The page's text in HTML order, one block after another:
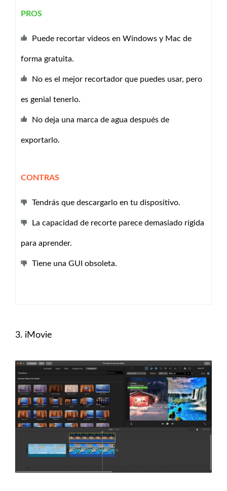
PROS
Puede recortar videos en Windows y Mac de
forma gratuita.
No es el mejor recortador que puedes usar, pero
es genial tenerlo.
No deja una marca de agua después de
exportarlo.
CONTRAS
Tendrás que descargarlo en tu dispositivo.
La capacidad de recorte parece demasiado rígida
para aprender.
Tiene una GUI obsoleta.
3. iMovie